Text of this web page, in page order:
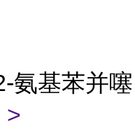
氨基苯并噻
>